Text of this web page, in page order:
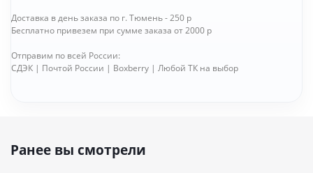
Доставка в день заказа по г. Тюмень - 250 р
Бесплатно привезем при сумме заказа от 2000 р
Отправим по всей России:
СДЭК | Почтой России | Boxberry | Любой ТК на выбор
Ранее вы смотрели